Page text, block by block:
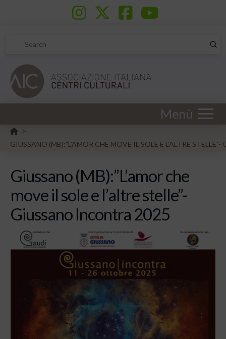
Search
Menù
HOME
>
GIUSSANO (MB):"L'AMOR CHE MOVE IL SOLE E L'ALTRE
Giussano (MB):”L’amor che
move il sole e l’altre stelle”-
Giussano Incontra 2025